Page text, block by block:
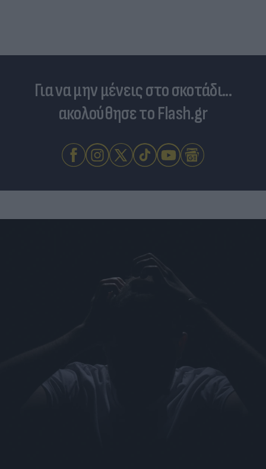
Για να μην μένεις στο σκοτάδι...
ακολούθησε το Flash.gr